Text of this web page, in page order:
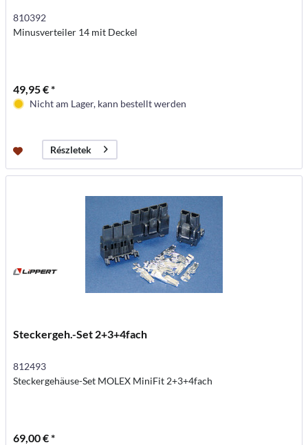
810392
Minusverteiler 14 mit Deckel
49,95 € *
Nicht am Lager, kann bestellt werden
Részletek
Steckergeh.-Set 2+3+4fach
812493
Steckergehäuse-Set MOLEX MiniFit 2+3+4fach
69,00 € *